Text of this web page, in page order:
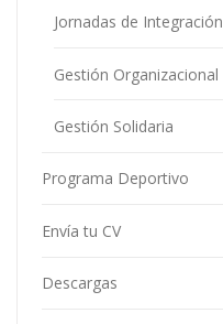
Jornadas de Integración
Gestión Organizacional
Gestión Solidaria
Programa Deportivo
Envía tu CV
Descargas